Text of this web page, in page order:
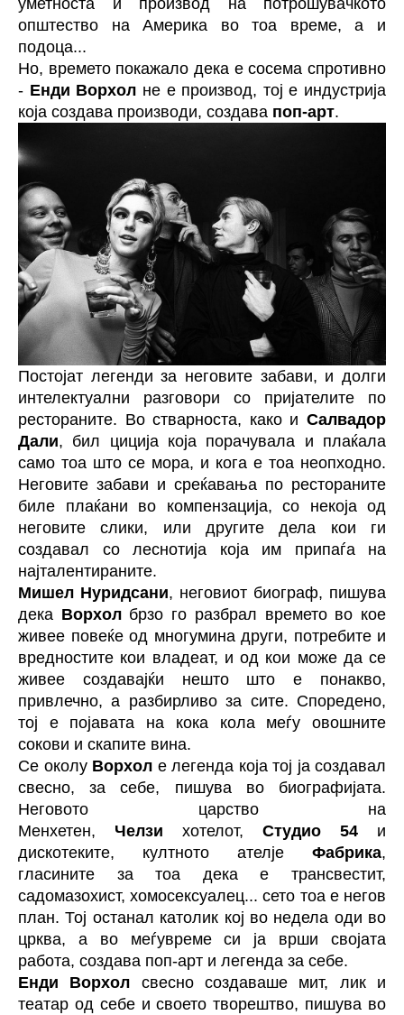
уметноста и производ на потрошувачкото
општество на Америка во тоа време, а и
подоца...
Но, времето покажало дека е сосема спротивно
- Енди Ворхол не е производ, тој е индустрија
која создава производи, создава поп-арт.
Постојат легенди за неговите забави, и долги
интелектуални разговори со пријателите по
рестораните. Во стварноста, како и Салвадор
Дали, бил циција која порачувала и плаќала
само тоа што се мора, и кога е тоа неопходно.
Неговите забави и среќавања по рестораните
биле плаќани во компензација, со некоја од
неговите слики, или другите дела кои ги
создавал со леснотија која им припаѓа на
најталентираните.
Мишел Нуридсани, неговиот биограф, пишува
дека Ворхолбрзо го разбрал времето во кое
живее повеќе од многумина други, потребите и
вредностите кои владеат, и од кои може да се
живее создавајќи нешто што е понакво,
привлечно, а разбирливо за сите. Споредено,
тој е појавата на кока кола меѓу овошните
сокови и скапите вина.
Се околу Ворхол е легенда која тој ја создавал
свесно, за себе, пишува во биографијата.
Неговото царство на
Менхетен, Челзи хотелот, Студио 54 и
дискотеките, култното ателје Фабрика,
гласините за тоа дека е трансвестит,
садомазохист, хомосексуалец... сето тоа е негов
план. Тој останал католик кој во недела оди во
црква, а во меѓувреме си ја врши својата
работа, создава поп-арт и легенда за себе.
Енди Ворхол свесно создаваше мит, лик и
театар од себе и своето творештво, пишува во